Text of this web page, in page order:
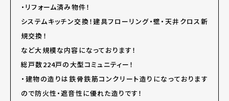
・リフォーム済み物件！
システムキッチン交換！建具フローリング・壁・天井クロス新
規交換！
など大規模な内容になっております！
総戸数224戸の大型コミュニティー！
・建物の造りは鉄骨鉄筋コンクリート造りになっております
ので防火性・遮音性に優れた造りです！